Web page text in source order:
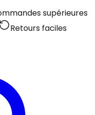
supérieures
Retours faciles